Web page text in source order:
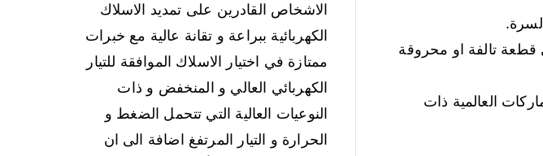
قطعة تالفة او محروقة
العالمية ذات
الاشخاص القادرين على تمديد الاسلاك
الكهربائية ببراعة و تقانة عالية مع خبرات
ممتازة في اختيار الاسلاك الموافقة للتيار
الكهربائي العالي و المنخفض و ذات
النوعيات العالية التي تتحمل الضغط و
الحرارة و التيار المرتفغ اضافة الى ان